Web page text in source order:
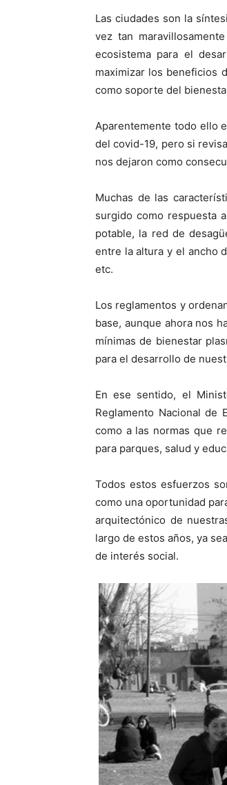
Las ciudades son la
vez tan
ecosistema para el
maximizar los beneficios
como soporte del
Aparentemente todo ello
del covid-19, pero si
nos dejaron como
Muchas de las
surgido como respuesta
potable, la red de
entre la altura y el ancho
etc.
Los reglamentos y
base, aunque ahora nos
mínimas de bienestar
para el desarrollo de
En ese sentido, el
Reglamento Nacional de
como a las normas que
para parques, salud y
Todos estos esfuerzos
como una oportunidad
arquitectónico de
largo de estos años, ya
de interés social.